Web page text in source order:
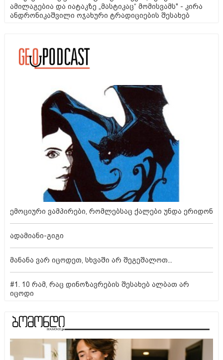
ამილაგებია და იატაკზე „მასტიკაც“ მომისვამს" - კირა
ანდრონიკაშვილი ოჯახური ტრადიციების შესახებ
ემოციური ვამპირები, რომლებსაც ქალები უნდა ერიდონ
ადამიანი-გიგი
მანანა ვარ იცოდეთ, სხვაში არ შეგეშალოთ...
#1. 10 რამ, რაც დინოზავრების შესახებ ალბათ არ
იცოდი